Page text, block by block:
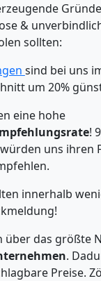
&
sollten:
sind bei uns
um 20%
eine hohe
!
uns ihren
innerhalb
über das größte
.
Preise.